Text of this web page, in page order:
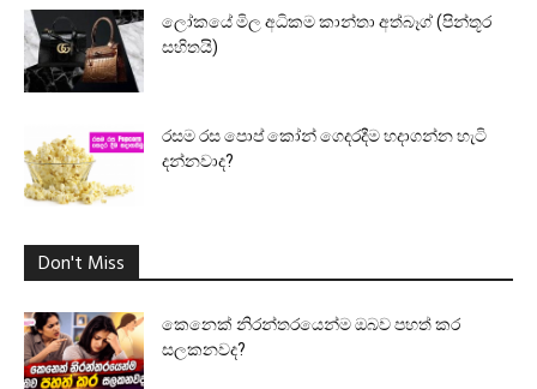
ලෝකයේ මිල අධිකම කාන්තා අත්බෑග් (පින්තූර
සහිතයි)
රසම රස පොප් කෝන් ගෙදරදීම හදාගන්න හැටි
දන්නවාද?
Don't Miss
කෙනෙක් නිරන්තරයෙන්ම ඔබව පහත් කර
සලකනවද?